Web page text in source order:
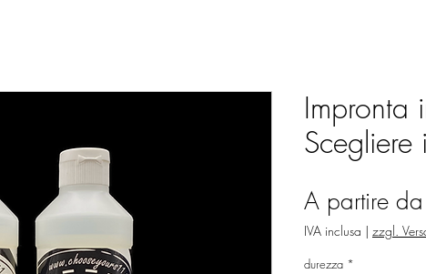
Impronta
Scegliere
A partire da
IVA inclusa | zzgl.
durezza *